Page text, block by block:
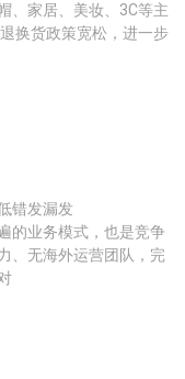
、家居、美妆、3C等主
换货政策宽松，进一步
错发漏发
的业务模式，也是竞争
、无海外运营团队，完